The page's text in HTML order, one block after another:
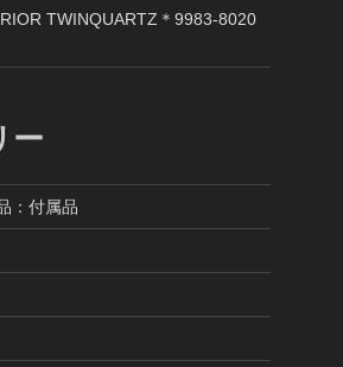
TWINQUARTZ＊9983-8020
ー
：付属品